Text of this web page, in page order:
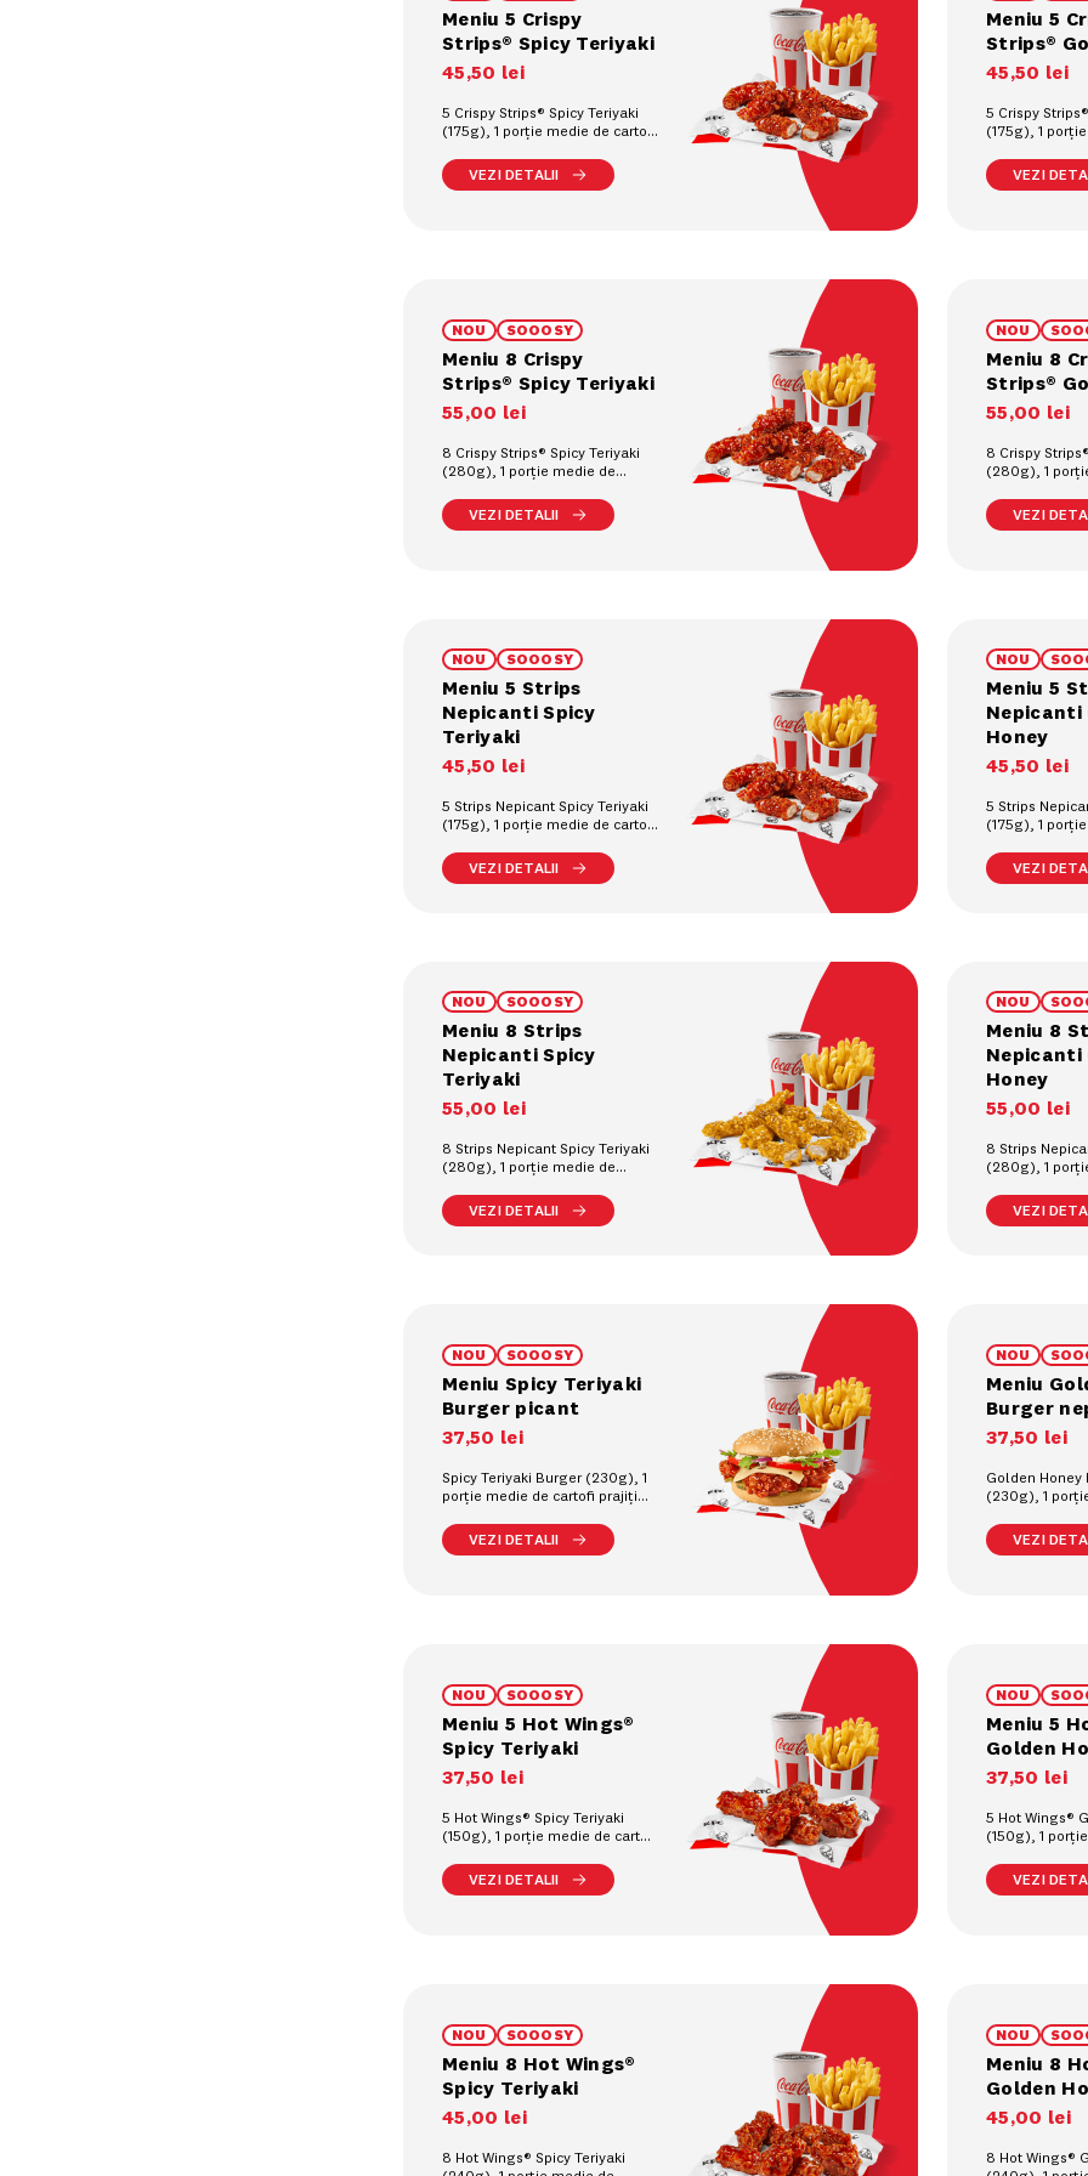
Meniu 5 Crispy
Strips® Spicy Teriyaki
45,50 lei
5 Crispy Strips® Spicy Teriyaki
(175g), 1 porție medie de cartofi
pahar (0.4L)
VEZI DETALII
Meniu 5
Strips®
45,50 lei
5 Crispy
(175g), 1
pahar (0.4L)
VEZI
NOU SOOOSY
Meniu 8 Crispy
Strips® Spicy Teriyaki
55,00 lei
8 Crispy Strips® Spicy Teriyaki
(280g), 1 porție medie de
răcoritoare la pahar (0.4L)
VEZI DETALII
NOU
Meniu 8
Strips®
55,00 lei
8 Crispy
(280g), 1
răcoritoare la
VEZI
NOU SOOOSY
Meniu 5 Strips
Nepicanti Spicy
Teriyaki
45,50 lei
5 Strips Nepicant Spicy Teriyaki
(175g), 1 porție medie de cartofi
pahar (0.4L)
VEZI DETALII
NOU
Meniu 5
Nepicanti
Honey
45,50 lei
5 Strips
(175g), 1
pahar (0.4L)
VEZI
NOU SOOOSY
Meniu 8 Strips
Nepicanti Spicy
Teriyaki
55,00 lei
8 Strips Nepicant Spicy Teriyaki
(280g), 1 porție medie de
răcoritoare la pahar (0.4L)
VEZI DETALII
NOU
Meniu 8
Nepicanti
Honey
55,00 lei
8 Strips
(280g), 1
răcoritoare la
VEZI
NOU SOOOSY
Meniu Spicy Teriyaki
Burger picant
37,50 lei
Spicy Teriyaki Burger (230g), 1
porție medie de cartofi prajiți
(0.4L)VEZI DETALII
NOU
Meniu
Burger
37,50 lei
Golden
(230g), 1
răcoritoare la
VEZI
NOU SOOOSY
Meniu 5 Hot Wings®
Spicy Teriyaki
37,50 lei
5 Hot Wings® Spicy Teriyaki
(150g), 1 porție medie de cartofi
pahar (0.4L)
VEZI DETALII
NOU
Meniu 5
Golden
37,50 lei
5 Hot Wings®
(150g), 1
pahar (0.4L)
VEZI
NOU SOOOSY
Meniu 8 Hot Wings®
Spicy Teriyaki
45,00 lei
8 Hot Wings® Spicy Teriyaki
NOU
Meniu 8
Golden
45,00 lei
8 Hot Wings®